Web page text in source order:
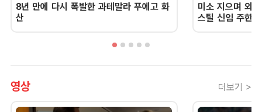
8년 만에 다시 폭발한 과테말라 푸에고 화
산
미소 지으며 외
스틸 신임 주한
영상 더보기 >